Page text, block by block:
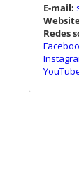
E-mail:
Redes